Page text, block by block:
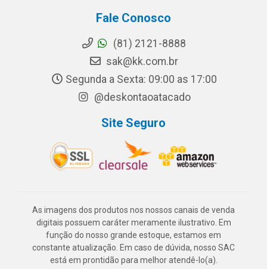
Fale Conosco
(81) 2121-8888
sak@kk.com.br
Segunda a Sexta: 09:00 as 17:00
@deskontaoatacado
Site Seguro
As imagens dos produtos nos nossos canais de venda
digitais possuem caráter meramente ilustrativo. Em
função do nosso grande estoque, estamos em
constante atualização. Em caso de dúvida, nosso SAC
está em prontidão para melhor atendê-lo(a).